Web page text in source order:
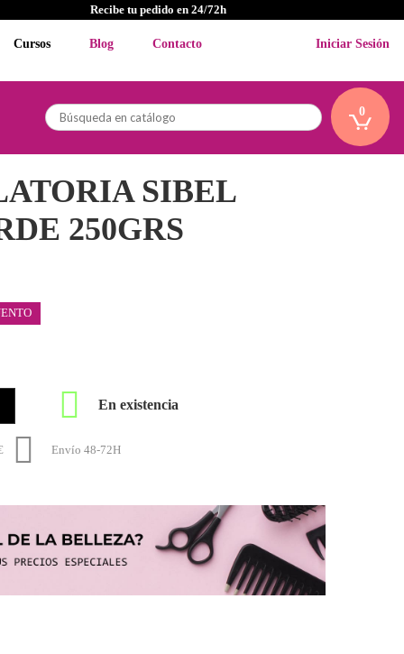
Recibe tu pedido en 24/72h
Cursos Blog Contacto Iniciar Sesión
0
SIBEL
250GRS
 En existencia
 Envío 48-72H